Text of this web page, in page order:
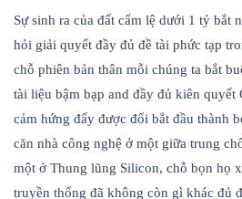
Sự sinh ra của đất cẩm lệ dưới 1 tỷ bắt
hỏi giải quyết đầy đủ đề tài phức tạp
chỗ phiên bản thân mỗi chúng ta bắt
tài liệu bậm bạp and đầy đủ kiên quyết
cảm hứng đấy được đổi bắt đầu thành
căn nhà công nghệ ở một giữa trung
một ở Thung lũng Silicon, chỗ bọn họ
truyền thống đã không còn gì khác đủ